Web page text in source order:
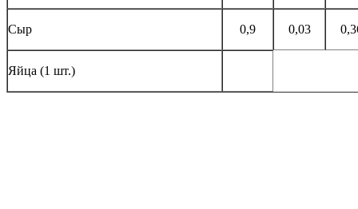
Сыр 0,9 0,03
Яйца (1 шт.)